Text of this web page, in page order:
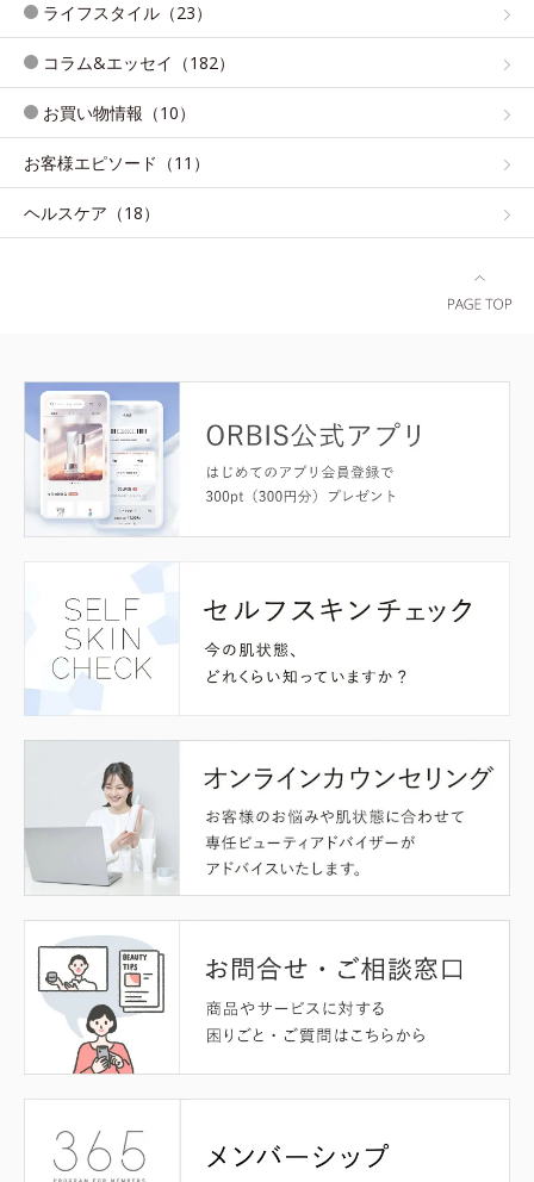
ライフスタイル（23）
コラム&エッセイ（182）
お買い物情報（10）
お客様エピソード（11）
ヘルスケア（18）